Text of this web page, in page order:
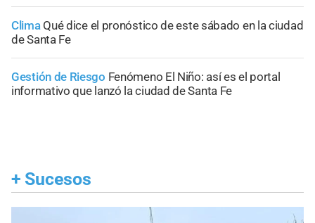
Clima Qué dice el pronóstico de este sábado en la ciudad
de Santa Fe
Gestión de Riesgo Fenómeno El Niño: así es el portal
informativo que lanzó la ciudad de Santa Fe
+ Sucesos